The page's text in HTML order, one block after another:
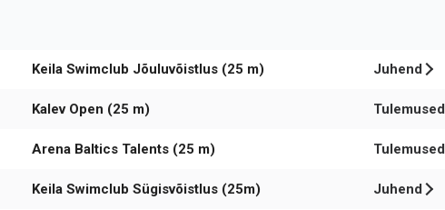
Keila Swimclub Jõuluvõistlus (25 m) Juhend
Kalev Open (25 m) Tulemused
Arena Baltics Talents (25 m) Tulemused
Keila Swimclub Sügisvõistlus (25m) Juhend